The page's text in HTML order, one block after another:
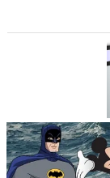
Κυδωνίαι